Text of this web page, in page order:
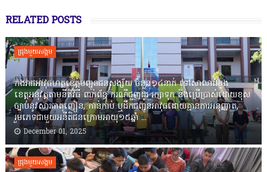
RELATED POSTS
ជ្រុងមួយសង្គម
កងរាជឣាវុធហត្ថខេត្តបញ្ជូនជនសង្ស័យ ចំនួន១៤នាក់ ទៅសាលាដំបូង
ខេត្តឣនុវត្តតាមនីតិវិធី ពាក់ព័ន្ធ ករណីជួញដូរ រក្សាទុក និងប្រើប្រាស់ដោយខុស
ច្បាប់នូវសារធាតុញៀន, កាន់កាប់ ឬដឹកជញ្ជូនអាវុធដោយគ្មានការអនុញ្ញាត,
រួមភេទជាមួយអនីតិជនក្រោមអាយុ១៥ឆ្នាំ ...
December 01, 2025
ជ្រុងមួយសង្គម